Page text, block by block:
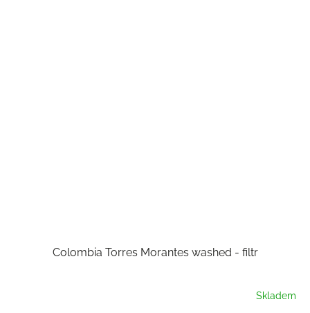
Colombia Torres Morantes washed - filtr
Skladem